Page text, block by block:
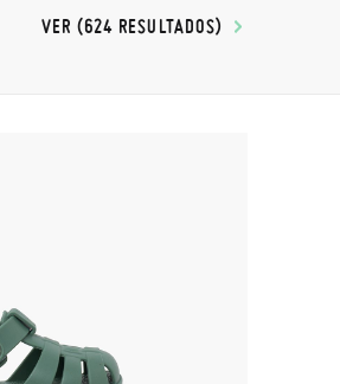
VER (624 RESULTADOS)